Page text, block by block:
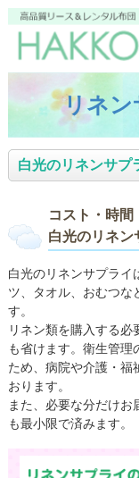
リネン
白光のリネンサプ
コスト・時間
白光のリネン
白光のリネンサプライ
ツ、タオル、おむつな
す。
リネン類を購入する必
も省けます。衛生管理
ため、病院や介護・福
おります。
また、必要な分だけお
も最小限で済みます。